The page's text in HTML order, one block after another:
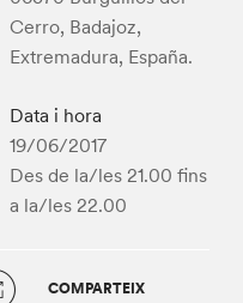
Cerro, Badajoz,
Extremadura, España.
Data i hora
19/06/2017
Des de la/les 21.00 fins
a la/les 22.00
COMPARTEIX